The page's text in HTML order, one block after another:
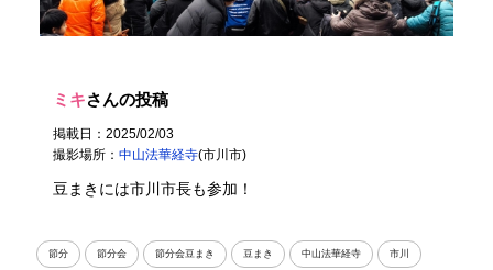
ミキさんの投稿
掲載日：2025/02/03
撮影場所：中山法華経寺(市川市)
豆まきには市川市長も参加！
節分 節分会 節分会豆まき 豆まき 中山法華経寺 市川